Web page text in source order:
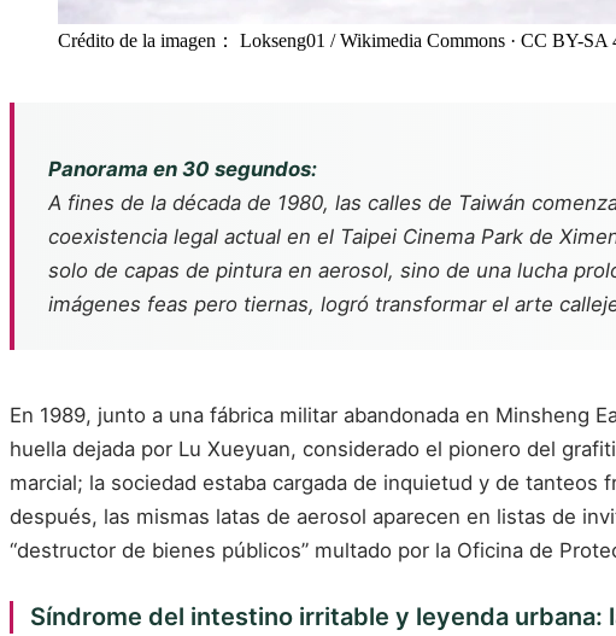
Crédito de la imagen： Lokseng01 / Wikimedia Commons · CC BY-SA
Panorama en 30 segundos:
A fines de la década de 1980, las calles de Taiwán
coexistencia legal actual en el Taipei Cinema Park de
solo de capas de pintura en aerosol, sino de una lucha
imágenes feas pero tiernas, logró transformar el arte
En 1989, junto a una fábrica militar abandonada en Minsheng
huella dejada por Lu Xueyuan, considerado el pionero del
marcial; la sociedad estaba cargada de inquietud y de
después, las mismas latas de aerosol aparecen en listas de
“destructor de bienes públicos” multado por la Oficina de
Síndrome del intestino irritable y leyenda urbana: